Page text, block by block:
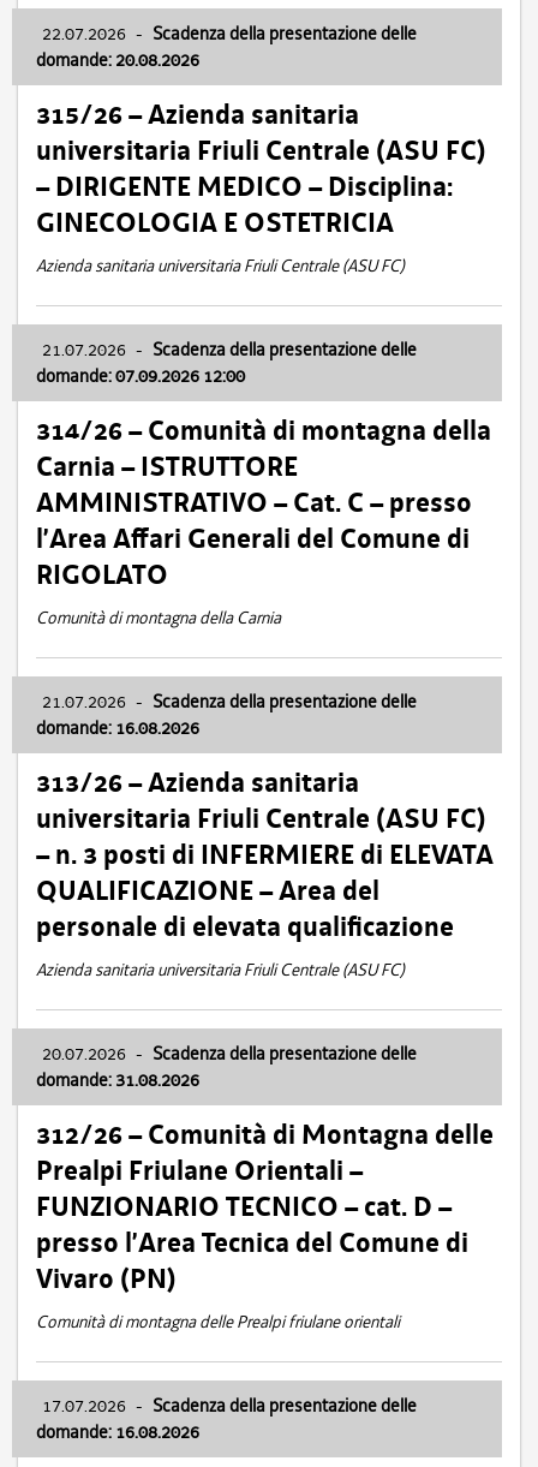
22.07.2026 - Scadenza della presentazione delle
domande: 20.08.2026
315/26 – Azienda sanitaria
universitaria Friuli Centrale (ASU FC)
– DIRIGENTE MEDICO – Disciplina:
GINECOLOGIA E OSTETRICIA
Azienda sanitaria universitaria Friuli Centrale (ASU FC)
21.07.2026 - Scadenza della presentazione delle
domande: 07.09.2026 12:00
314/26 – Comunità di montagna della
Carnia – ISTRUTTORE
AMMINISTRATIVO – Cat. C – presso
l’Area Affari Generali del Comune di
RIGOLATO
Comunità di montagna della Carnia
21.07.2026 - Scadenza della presentazione delle
domande: 16.08.2026
313/26 – Azienda sanitaria
universitaria Friuli Centrale (ASU FC)
– n. 3 posti di INFERMIERE di ELEVATA
QUALIFICAZIONE – Area del
personale di elevata qualificazione
Azienda sanitaria universitaria Friuli Centrale (ASU FC)
20.07.2026 - Scadenza della presentazione delle
domande: 31.08.2026
312/26 – Comunità di Montagna delle
Prealpi Friulane Orientali –
FUNZIONARIO TECNICO – cat. D –
presso l’Area Tecnica del Comune di
Vivaro (PN)
Comunità di montagna delle Prealpi friulane orientali
17.07.2026 - Scadenza della presentazione delle
domande: 16.08.2026